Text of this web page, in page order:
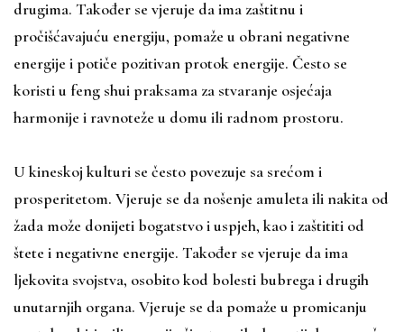
drugima. Također se vjeruje da ima zaštitnu i
pročišćavajuću energiju, pomaže u obrani negativne
energije i potiče pozitivan protok energije. Često se
koristi u feng shui praksama za stvaranje osjećaja
harmonije i ravnoteže u domu ili radnom prostoru.
U kineskoj kulturi se često povezuje sa srećom i
prosperitetom. Vjeruje se da nošenje amuleta ili nakita od
žada može donijeti bogatstvo i uspjeh, kao i zaštititi od
štete i negativne energije. Također se vjeruje da ima
ljekovita svojstva, osobito kod bolesti bubrega i drugih
unutarnjih organa. Vjeruje se da pomaže u promicanju